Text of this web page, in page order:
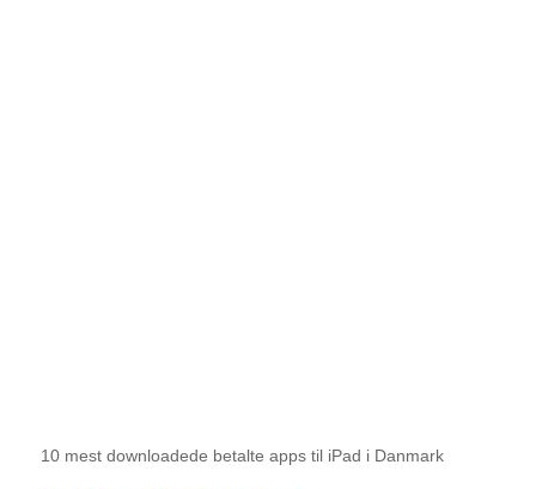
10 mest downloadede betalte apps til iPad i Danmark